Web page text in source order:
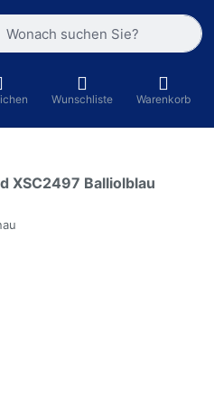
Sie einen Suchbegriff ein.
Wunschliste Warenkorb
XSC2497 Balliolblau